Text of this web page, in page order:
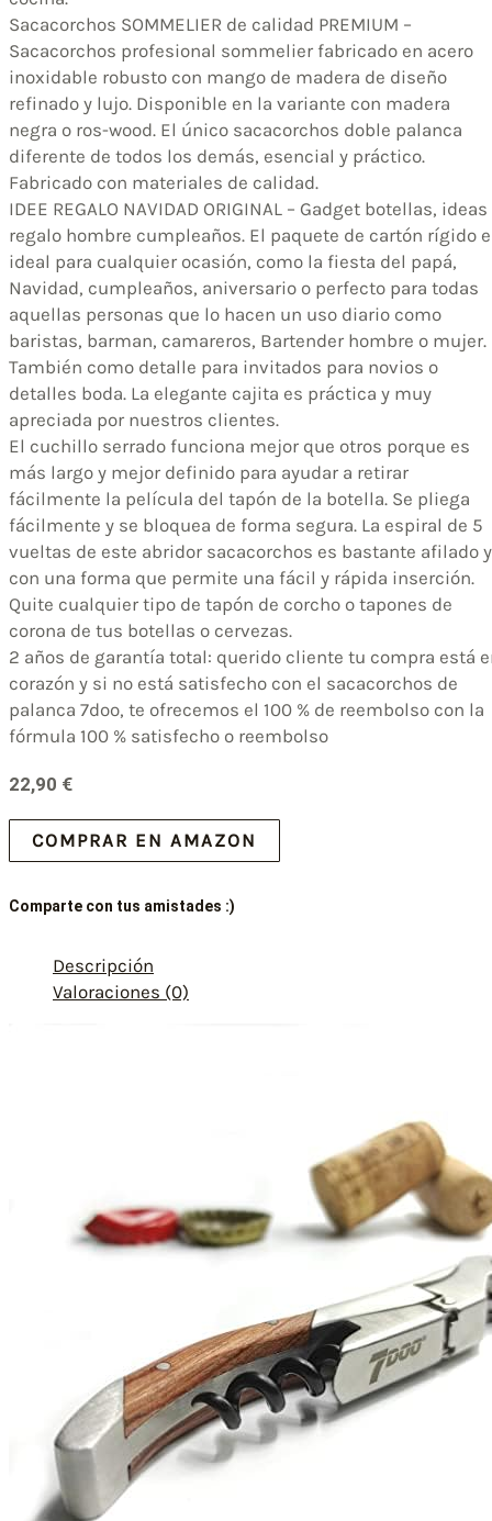
Sacacorchos SOMMELIER de calidad PREMIUM –
Sacacorchos profesional sommelier fabricado en acero
inoxidable robusto con mango de madera de diseño
refinado y lujo. Disponible en la variante con madera
negra o ros-wood. El único sacacorchos doble palanca
diferente de todos los demás, esencial y práctico.
Fabricado con materiales de calidad.
IDEE REGALO NAVIDAD ORIGINAL – Gadget botellas, ideas
regalo hombre cumpleaños. El paquete de cartón rígido
ideal para cualquier ocasión, como la fiesta del papá,
Navidad, cumpleaños, aniversario o perfecto para todas
aquellas personas que lo hacen un uso diario como
baristas, barman, camareros, Bartender hombre o mujer.
También como detalle para invitados para novios o
detalles boda. La elegante cajita es práctica y muy
apreciada por nuestros clientes.
El cuchillo serrado funciona mejor que otros porque es
más largo y mejor definido para ayudar a retirar
fácilmente la película del tapón de la botella. Se pliega
fácilmente y se bloquea de forma segura. La espiral de 5
vueltas de este abridor sacacorchos es bastante afilado y
con una forma que permite una fácil y rápida inserción.
Quite cualquier tipo de tapón de corcho o tapones de
corona de tus botellas o cervezas.
2 años de garantía total: querido cliente tu compra está
corazón y si no está satisfecho con el sacacorchos de
palanca 7doo, te ofrecemos el 100 % de reembolso con la
fórmula 100 % satisfecho o reembolso
22,90 €
COMPRAR EN AMAZON
Comparte con tus amistades :)
Descripción
Valoraciones (0)